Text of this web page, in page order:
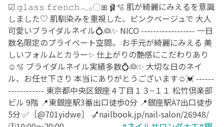
☑︎ 𝚐𝚕𝚊𝚜𝚜 𝚏𝚛𝚎𝚗𝚌𝚑𓂃𓂂◌🎀🩰🫧 肌が綺麗にみえるを意識
しました♡ 肌馴染みを重視した、ピンクベージュで 大人
可愛いブライダルネイル💍👰✨ NICO ------------------ 一日
数名限定のプライベート空間。 お手元が綺麗にみえる 美
しいフォルムとカラー✨ 仕上がりの艶感にこだわりあり
☺️🫧 ブライダルネイル実績多数💍👰✨ 大切な日のネイ
ル、お任せ下さり 本当にありがとうございます☺️💓 ------
------------ 東京都中央区銀座４丁目１３−１１ 松竹倶楽部
ビル 9階 📍東銀座駅3番出口徒歩0分 📍銀座駅A7出口徒歩
5分 ✅［@701yidwe］ 💅nailbook.jp/nail-salon/26948/